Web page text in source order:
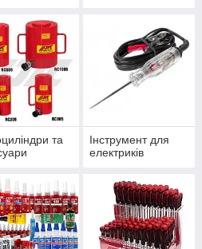
та
Інструмент для
електриків